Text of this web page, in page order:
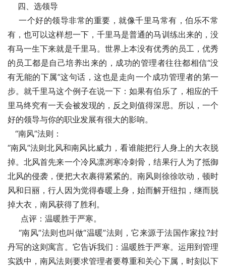
四、选领导
一个好的领导非常的重要，就像千里马常有，伯乐不常
有，也可以这样想一下，千里马是普通的马训练出来的，没
有马一生下来就是千里马。世界上本没有优秀的员工，优秀
的员工都是自己培养出来的，成功的管理者往往都相信“没
有无能的下属”这句话，这也是走向一个成功管理者的第一
步。就千里马这个例子在说一下：如果有伯乐了，相应的千
里马终究有一天会被发现的，反之则值得深思。所以，一个
好的领导与你的职业发展有很大的影响。
“南风”法则：
“南风”法则北风和南风比威力，看谁能把行人身上的大衣脱
掉。北风首先来一个冷风凛冽寒冷刺骨，结果行人为了抵御
北风的侵袭，便把大衣裹得紧紧的。南风则徐徐吹动，顿时
风和日丽，行人因为觉得春暖上身，始而解开纽扣，继而脱
掉大衣，南风获得了胜利。
点评：温暖胜于严寒。
“南风”法则也叫做“温暖”法则，它来源于法国作家拉?封
丹写的这则寓言。它告诉我们：温暖胜于严寒。运用到管理
实践中，南风法则要求管理者要尊重和关心下属，时刻以下